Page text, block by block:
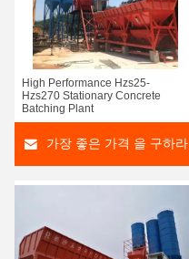
High Performance Hzs25-
Hzs270 Stationary Concrete
Batching Plant
가장 좋은 가격 을 구하라